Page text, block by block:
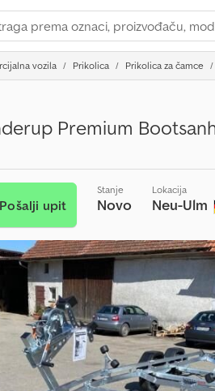
vozila Prikolica Prikolica za čamce
Premium
Pošalji upit
Stanje
Novo
Lokacija
Neu-Ulm